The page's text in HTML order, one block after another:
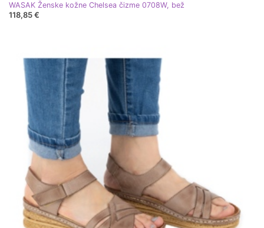
WASAK Ženske kožne Chelsea čizme 0708W, bež
118,85 €